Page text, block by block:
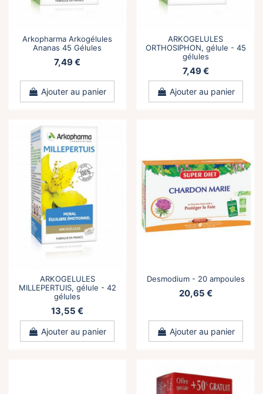
Arkopharma Arkogélules
Ananas 45 Gélules
7,49 €
Ajouter au panier
ARKOGELULES
ORTHOSIPHON, gélule - 45
gélules
7,49 €
Ajouter au panier
ARKOGELULES
MILLEPERTUIS, gélule - 42
gélules
13,55 €
Ajouter au panier
Desmodium - 20 ampoules
20,65 €
Ajouter au panier